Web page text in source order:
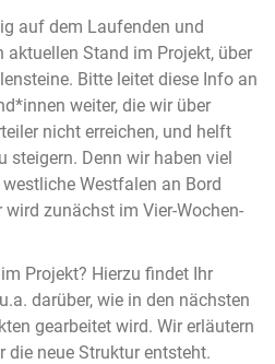
auf dem Laufenden und
aktuellen Stand im Projekt, über
Bitte leitet diese Info an
weiter, die wir über
nicht erreichen, und helft
steigern. Denn wir haben viel
Westfalen an Bord
wird zunächst im Vier-Wochen-
Projekt? Hierzu findet Ihr
darüber, wie in den nächsten
gearbeitet wird. Wir erläutern
die neue Struktur entsteht.